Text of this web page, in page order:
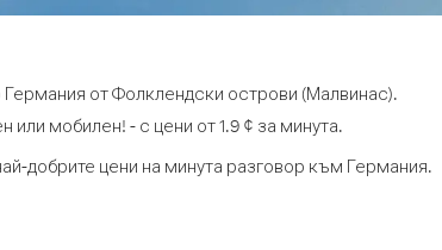
от Фолклендски острови (Малвинас).
мобилен! - с цени от 1.9 ¢ за минута.
добрите цени на минута разговор към Германия.